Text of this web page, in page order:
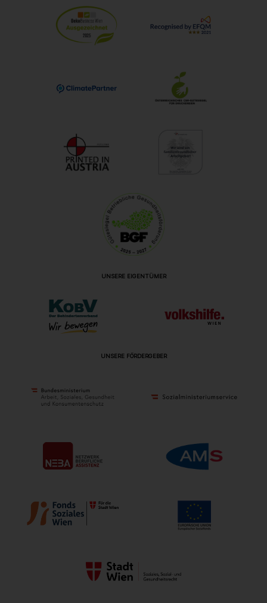
UNSERE EIGENTÜMER
UNSERE FÖRDERGEBER